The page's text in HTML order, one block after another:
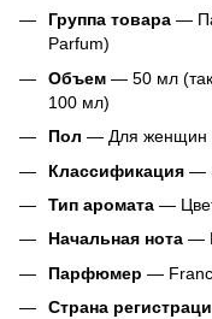
Группа товара —
Parfum)
Объем — 50 мл
100 мл)
Пол — Для женщин
Классификация —
Тип аромата —
Начальная нота —
Парфюмер —
Страна